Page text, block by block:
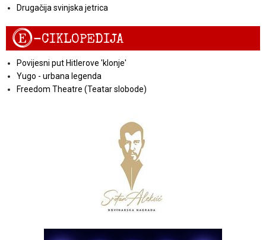
Drugačija svinjska jetrica
E-CIKLOPEDIJA
Povijesni put Hitlerove 'klonje'
Yugo - urbana legenda
Freedom Theatre (Teatar slobode)